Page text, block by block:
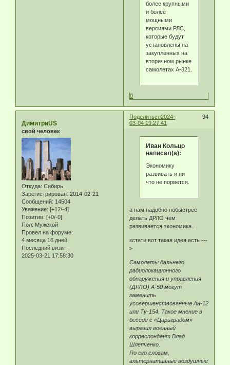
более крупными
и более
мощными
версиями РЛС,
которые будут
установлены на
закупленных на
вторичном рынке
самолетах А-321.
0
Поделиться 94
2024-
03-04 19:27:41
ДимитриUS
свой человек
Откуда: Сибирь
Зарегистрирован: 2014-02-21
Сообщений: 14504
Уважение: [+12/-4]
Позитив: [+0/-0]
Пол: Мужской
Провел на форуме:
4 месяца 16 дней
Последний визит:
2025-03-21 17:58:30
Иван Кольцо
написал(а):
Экономику
развивать и ни
что не порвется.
а нам надобно побыстрее
делать ДРЛО чем
развивается экономика...
кстати вот такая идея есть ---
>
Самолеты дальнего
радиолокационного
обнаружения и управления
(ДРЛО) А-50 могут
заменить
усовершенствованные Ан-12
или Ту-154. Такое мнение в
беседе с «Царьградом»
выразил военный
корреспондент Влад
Шлепченко.
По его словам,
альтернативные воздушные